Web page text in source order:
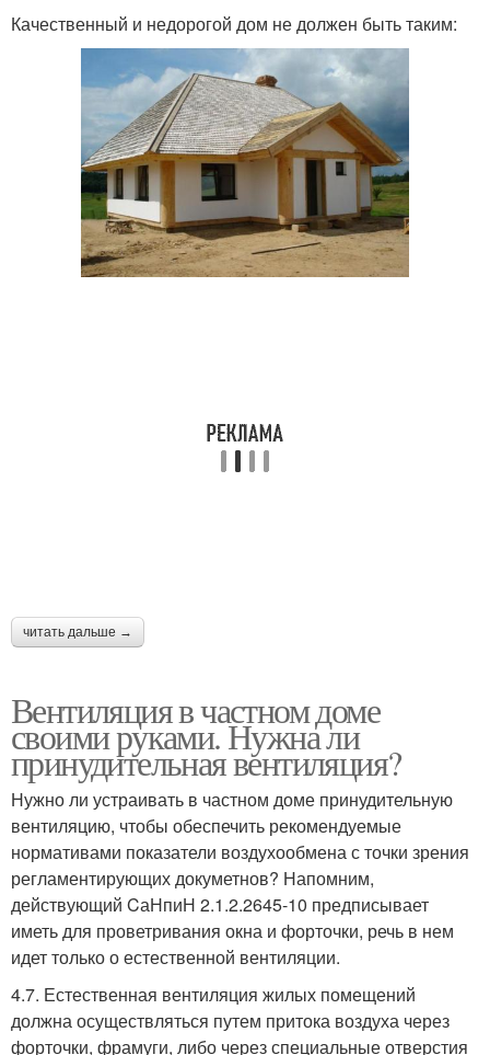
Блочный дом Капитальный дом
Качественный и недорогой дом не должен быть таким:
читать дальше →
Вентиляция в частном доме
своими руками. Нужна ли
принудительная вентиляция?
Нужно ли устраивать в частном доме принудительную
вентиляцию, чтобы обеспечить рекомендуемые
нормативами показатели воздухообмена с точки зрения
регламентирующих докуметнов? Напомним,
действующий CаНпиН 2.1.2.2645-10 предписывает
иметь для проветривания окна и форточки, речь в нем
идет только о естественной вентиляции.
4.7. Естественная вентиляция жилых помещений
должна осуществляться путем притока воздуха через
форточки, фрамуги, либо через специальные отверстия